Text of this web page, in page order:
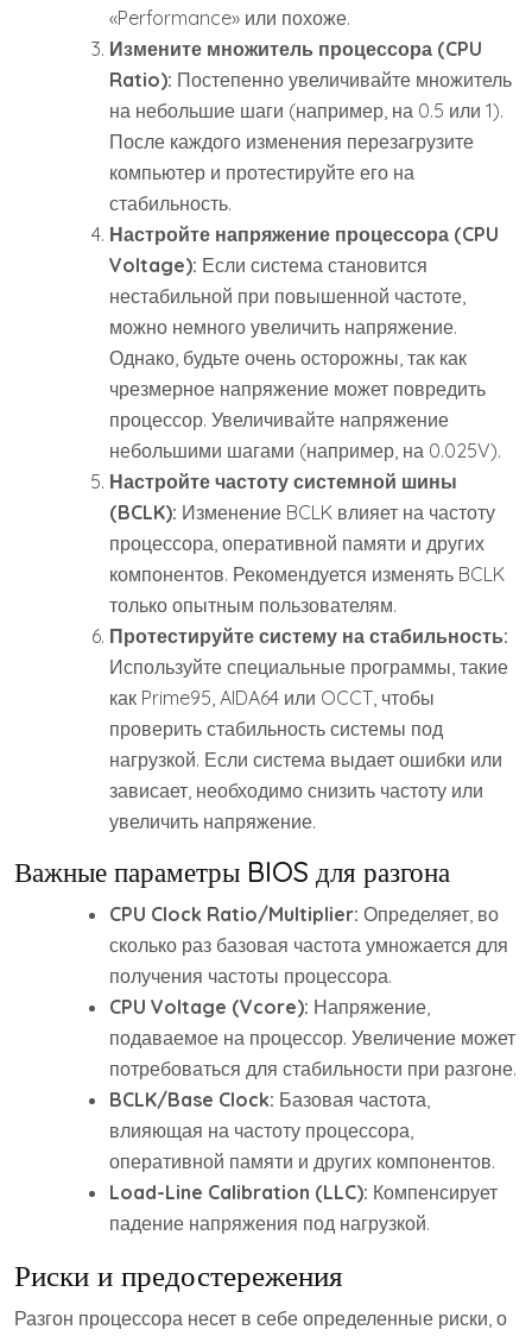
«Performance» или похоже.
Измените множитель процессора (CPU
Ratio): Постепенно увеличивайте множитель
на небольшие шаги (например, на 0.5 или 1).
После каждого изменения перезагрузите
компьютер и протестируйте его на
стабильность.
Настройте напряжение процессора (CPU
Voltage): Если система становится
нестабильной при повышенной частоте,
можно немного увеличить напряжение.
Однако, будьте очень осторожны, так как
чрезмерное напряжение может повредить
процессор. Увеличивайте напряжение
небольшими шагами (например, на 0.025V).
Настройте частоту системной шины
(BCLK): Изменение BCLK влияет на частоту
процессора, оперативной памяти и других
компонентов. Рекомендуется изменять BCLK
только опытным пользователям.
Протестируйте систему на стабильность:
Используйте специальные программы, такие
как Prime95, AIDA64 или OCCT, чтобы
проверить стабильность системы под
нагрузкой. Если система выдает ошибки или
зависает, необходимо снизить частоту или
увеличить напряжение.
Важные параметры BIOS для разгона
CPU Clock Ratio/Multiplier: Определяет, во
сколько раз базовая частота умножается для
получения частоты процессора.
CPU Voltage (Vcore): Напряжение,
подаваемое на процессор. Увеличение может
потребоваться для стабильности при разгоне.
BCLK/Base Clock: Базовая частота,
влияющая на частоту процессора,
оперативной памяти и других компонентов.
Load-Line Calibration (LLC): Компенсирует
падение напряжения под нагрузкой.
Риски и предостережения
Разгон процессора несет в себе определенные риски, о